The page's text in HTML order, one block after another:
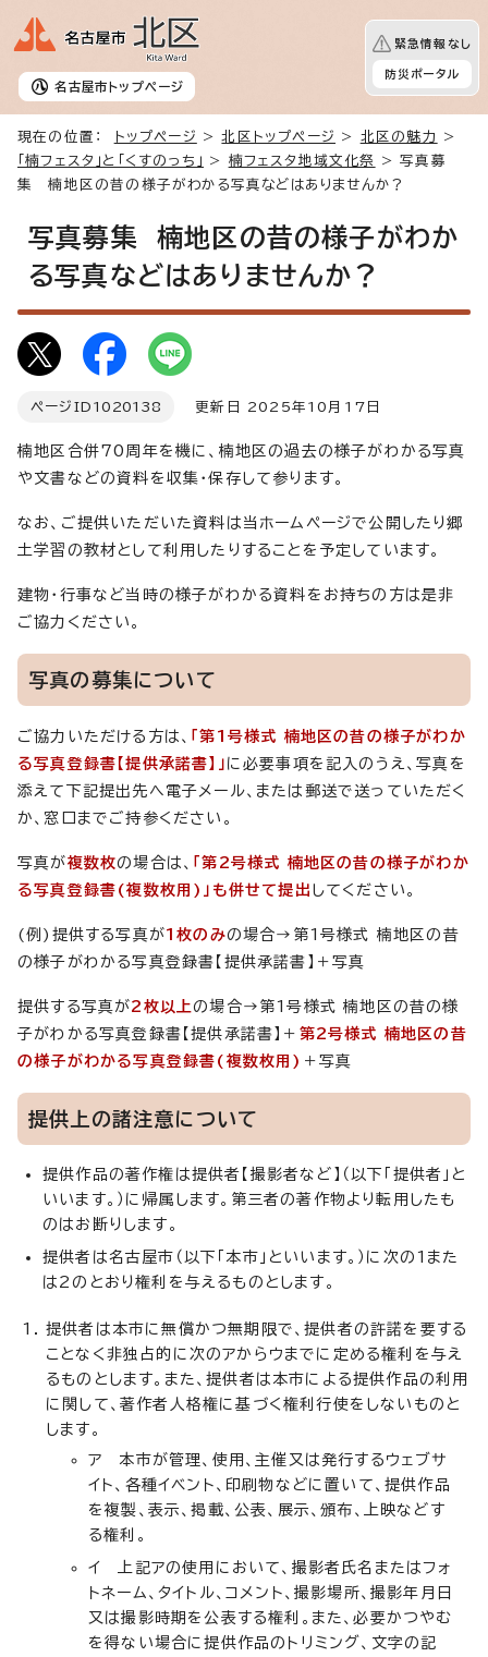
名古屋市 トップページ
緊急情報なし
防災ポータル
現在の位置： トップページ >北区トップページ > 北区の魅力
>
「楠フェスタ」と「くすのっち」
> 楠フェスタ地域文化祭
> 写真募
集 楠地区の昔の様子がわかる写真などはありませんか？
写真募集 楠地区の昔の様子がわか
る写真などはありませんか？
ページID 1020138 更新日 2025年10月17日
楠地区合併70周年を機に、楠地区の過去の様子がわかる写真
や文書などの資料を収集・保存して参ります。
なお、ご提供いただいた資料は当ホームページで公開したり郷
土学習の教材として利用したりすることを予定しています。
建物・行事など当時の様子がわかる資料をお持ちの方は是非
ご協力ください。
写真の募集について
ご協力いただける方は、 「第1号様式 楠地区の昔の様子がわか
る写真登録書【提供承諾書】」 に必要事項を記入のうえ、写真を
添えて下記提出先へ電子メール、または郵送で送っていただく
か、窓口までご持参ください。
写真が複数枚の場合は、 「第2号様式 楠地区の昔の様子がわか
る写真登録書(複数枚用)」も併せて提出 してください。
(例)提供する写真が1枚のみの場合→第1号様式 楠地区の昔
の様子がわかる写真登録書【提供承諾書】＋写真
提供する写真が2枚以上の場合→第1号様式 楠地区の昔の様
子がわかる写真登録書【提供承諾書】＋ 第2号様式 楠地区の昔
の様子がわかる写真登録書(複数枚用) ＋写真
提供上の諸注意について
提供作品の著作権は提供者【撮影者など】（以下「提供者」と
いいます。）に帰属します。第三者の著作物より転用したも
のはお断りします。
提供者は名古屋市（以下「本市」といいます。）に次の1また
は2のとおり権利を与えるものとします。
提供者は本市に無償かつ無期限で、提供者の許諾を要する
ことなく非独占的に次のアからウまでに定める権利を与え
るものとします。また、提供者は本市による提供作品の利用
に関して、著作者人格権に基づく権利行使をしないものと
します。
ア 本市が管理、使用、主催又は発行するウェブサ
イト、各種イベント、印刷物などに置いて、提供作品
を複製、表示、掲載、公表、展示、頒布、上映などす
る権利。
イ 上記アの使用において、撮影者氏名またはフォ
トネーム、タイトル、コメント、撮影場所、撮影年月日
又は撮影時期を公表する権利。また、必要かつやむ
を得ない場合に提供作品のトリミング、文字の記